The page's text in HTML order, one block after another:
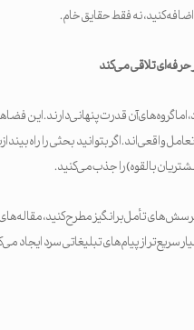
کنید، نه فقط حقایق خام.
حرفه‌ای تلاقی می‌کند
گروه‌های آن قدرت پنهانی دارند. این
واقعی‌اند. اگر بتوانید بحثی را راه
بالقوه) را جذب می‌کنید.
تأمل‌برانگیز مطرح کنید،
سریع‌تر از پیام‌های تبلیغاتی سرد ایجاد